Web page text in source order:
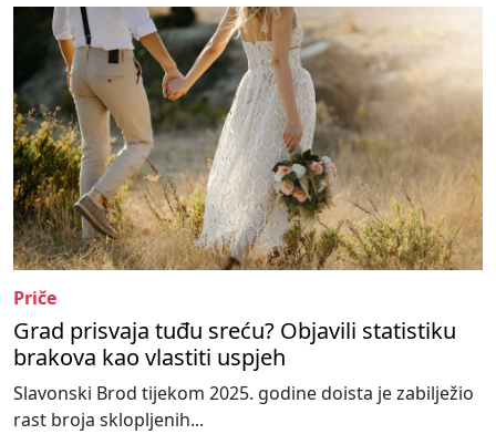
Priče
Grad prisvaja tuđu sreću? Objavili statistiku
brakova kao vlastiti uspjeh
Slavonski Brod tijekom 2025. godine doista je zabilježio
rast broja sklopljenih...